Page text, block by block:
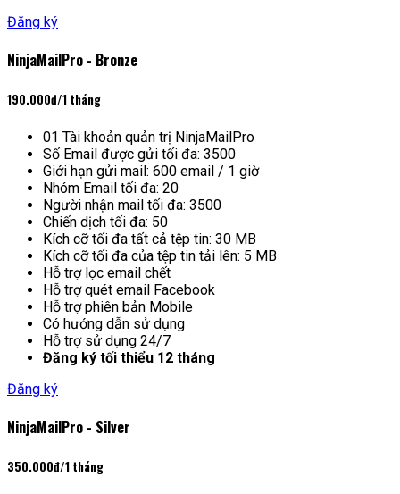
Đăng ký
NinjaMailPro - Bronze
190.000đ/1 tháng
01 Tài khoản quản trị NinjaMailPro
Số Email được gửi tối đa: 3500
Giới hạn gửi mail: 600 email / 1 giờ
Nhóm Email tối đa: 20
Người nhận mail tối đa: 3500
Chiến dịch tối đa: 50
Kích cỡ tối đa tất cả tệp tin: 30 MB
Kích cỡ tối đa của tệp tin tải lên: 5 MB
Hỗ trợ lọc email chết
Hỗ trợ quét email Facebook
Hỗ trợ phiên bản Mobile
Có hướng dẫn sử dụng
Hỗ trợ sử dụng 24/7
Đăng ký tối thiểu 12 tháng
Đăng ký
NinjaMailPro - Silver
350.000đ/1 tháng